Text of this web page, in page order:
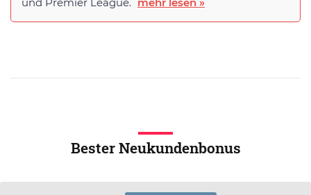
Bester Neukundenbonus